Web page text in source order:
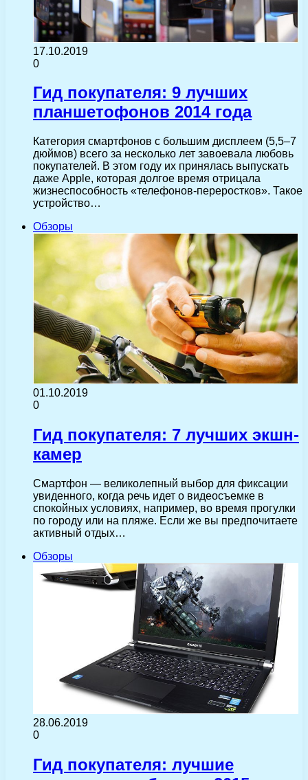
17.10.2019
0
Гид покупателя: 9 лучших
планшетофонов 2014 года
Категория смартфонов с большим дисплеем (5,5–7
дюймов) всего за несколько лет завоевала любовь
покупателей. В этом году их принялась выпускать
даже Apple, которая долгое время отрицала
жизнеспособность «телефонов-переростков». Такое
устройство…
Обзоры
01.10.2019
0
Гид покупателя: 7 лучших экшн-
камер
Смартфон — великолепный выбор для фиксации
увиденного, когда речь идет о видеосъемке в
спокойных условиях, например, во время прогулки
по городу или на пляже. Если же вы предпочитаете
активный отдых…
Обзоры
28.06.2019
0
Гид покупателя: лучшие